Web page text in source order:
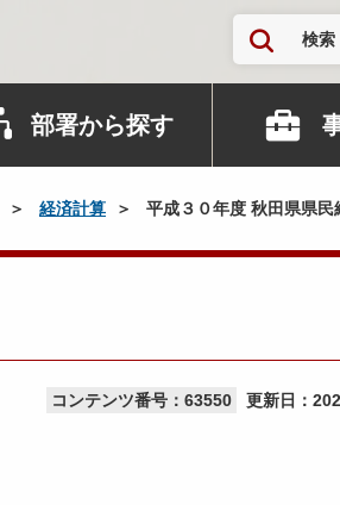
検索
部署から探す
経済計算 平成３０年度 秋田県県民
コンテンツ番号：63550 更新日：